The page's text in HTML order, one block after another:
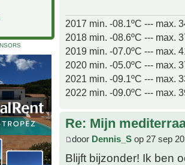
2017 min. -08.1ºC --- max.
2018 min. -08.6ºC --- max.
2019 min. -07.0ºC --- max.
2020 min. -05.0ºC --- max.
2021 min. -09.1ºC --- max.
2022 min. -09.0ºC --- max.
Re: Mijn
door Dennis_S op 27 sep
Blijft bijzonder! Ik ben